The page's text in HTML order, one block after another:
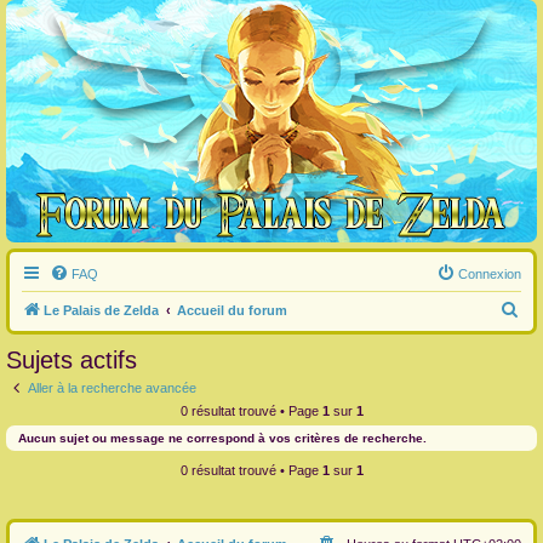
FAQ Connexion
Le Palais de Zelda Accueil du forum
e
e
r
Sujets actifs
Aller à la recherche avancée
0 résultat trouvé • Page 1 sur 1
Aucun sujet ou message ne correspond à vos critères de recherche.
0 résultat trouvé • Page 1 sur 1